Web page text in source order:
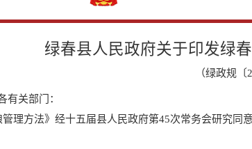
绿春县人民政府关于印发绿
（绿政规〔
有关部门：
理方法》经十五届县人民政府第45次常务会研究同